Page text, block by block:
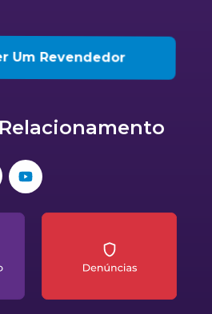
Um Revendedor
Relacionamento